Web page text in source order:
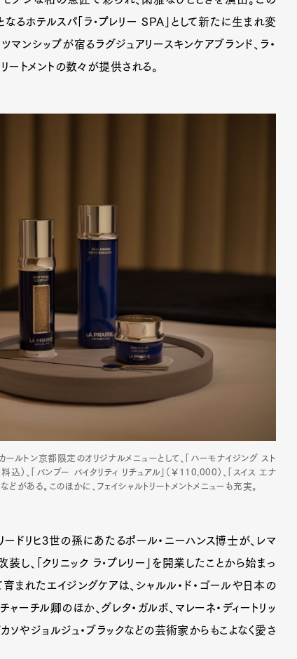
Art&Design Watch
Fashion
Gourmet
Cars Product
Lifestyle
なるホテルスパ「ラ•プレリー SPA」として新たに生まれ変
ンシップが宿るラグジュアリースキンケアブランド、ラ・
ートメントの数々が提供される。
ールトン京都限定のオリジナルメニューとして、「ハーモナイジング スト
）、「バンブー バイタリティ リチュアル」（￥110,000）、「スイス エナ
がある。このほかに、フェイシャルトリートメントメニューも充実。
ードリヒ3世の孫にあたるポール・ニーハンス博士が、レマ
し、「クリニック ラ•プレリー」を開業したことから始まっ
まれたエイジングケアは、シャルル・ド・ゴールや日本の
ャーチル卿のほか、グレタ・ガルボ、マレーネ・ディートリッ
ソやジョルジュ・ブラックなどの芸術家からもこよなく愛さ